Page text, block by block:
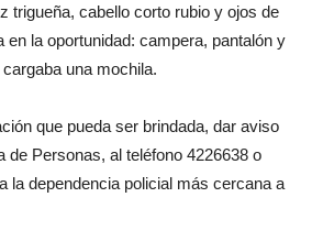
trigueña, cabello corto rubio y ojos de
en la oportunidad: campera, pantalón y
una mochila.
que pueda ser brindada, dar aviso
de Personas, al teléfono 4226638 o
la dependencia policial más cercana a